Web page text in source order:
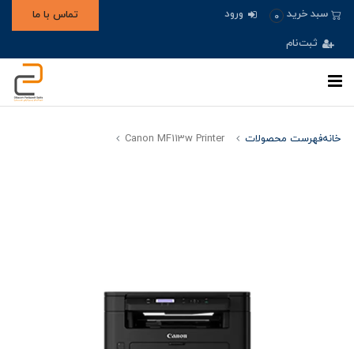
سبد خرید 0 ورود
ثبت‌نام
تماس با ما
خانهفهرست محصولات Canon MF113w Printer